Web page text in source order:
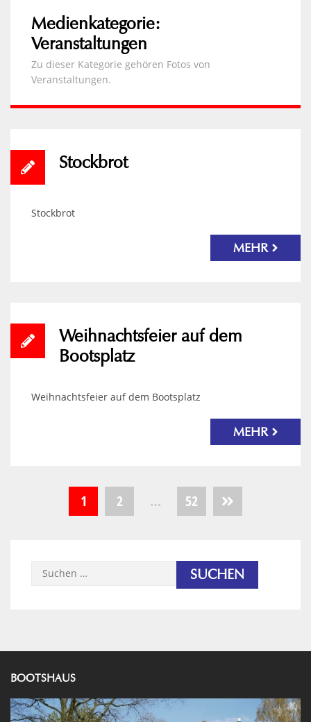
Medienkategorie:
Veranstaltungen
Zu dieser Kategorie gehören Fotos von
Veranstaltungen.
Stockbrot
Stockbrot
MEHR
Weihnachtsfeier auf dem
Bootsplatz
Weihnachtsfeier auf dem Bootsplatz
MEHR
1 2 … 52
Suchen
BOOTSHAUS